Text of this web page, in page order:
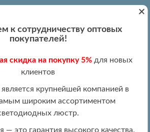
Регистрация
ПН-ПТ 09:00 - 19:00
info@profitlight.ru
+
к сотрудничеству оптовых
покупателей!
скидка на покупку 5% для новых
клиентов
является крупнейшей компанией в
широким ассортиментом
люстр.
— это гарантия высокого качества,